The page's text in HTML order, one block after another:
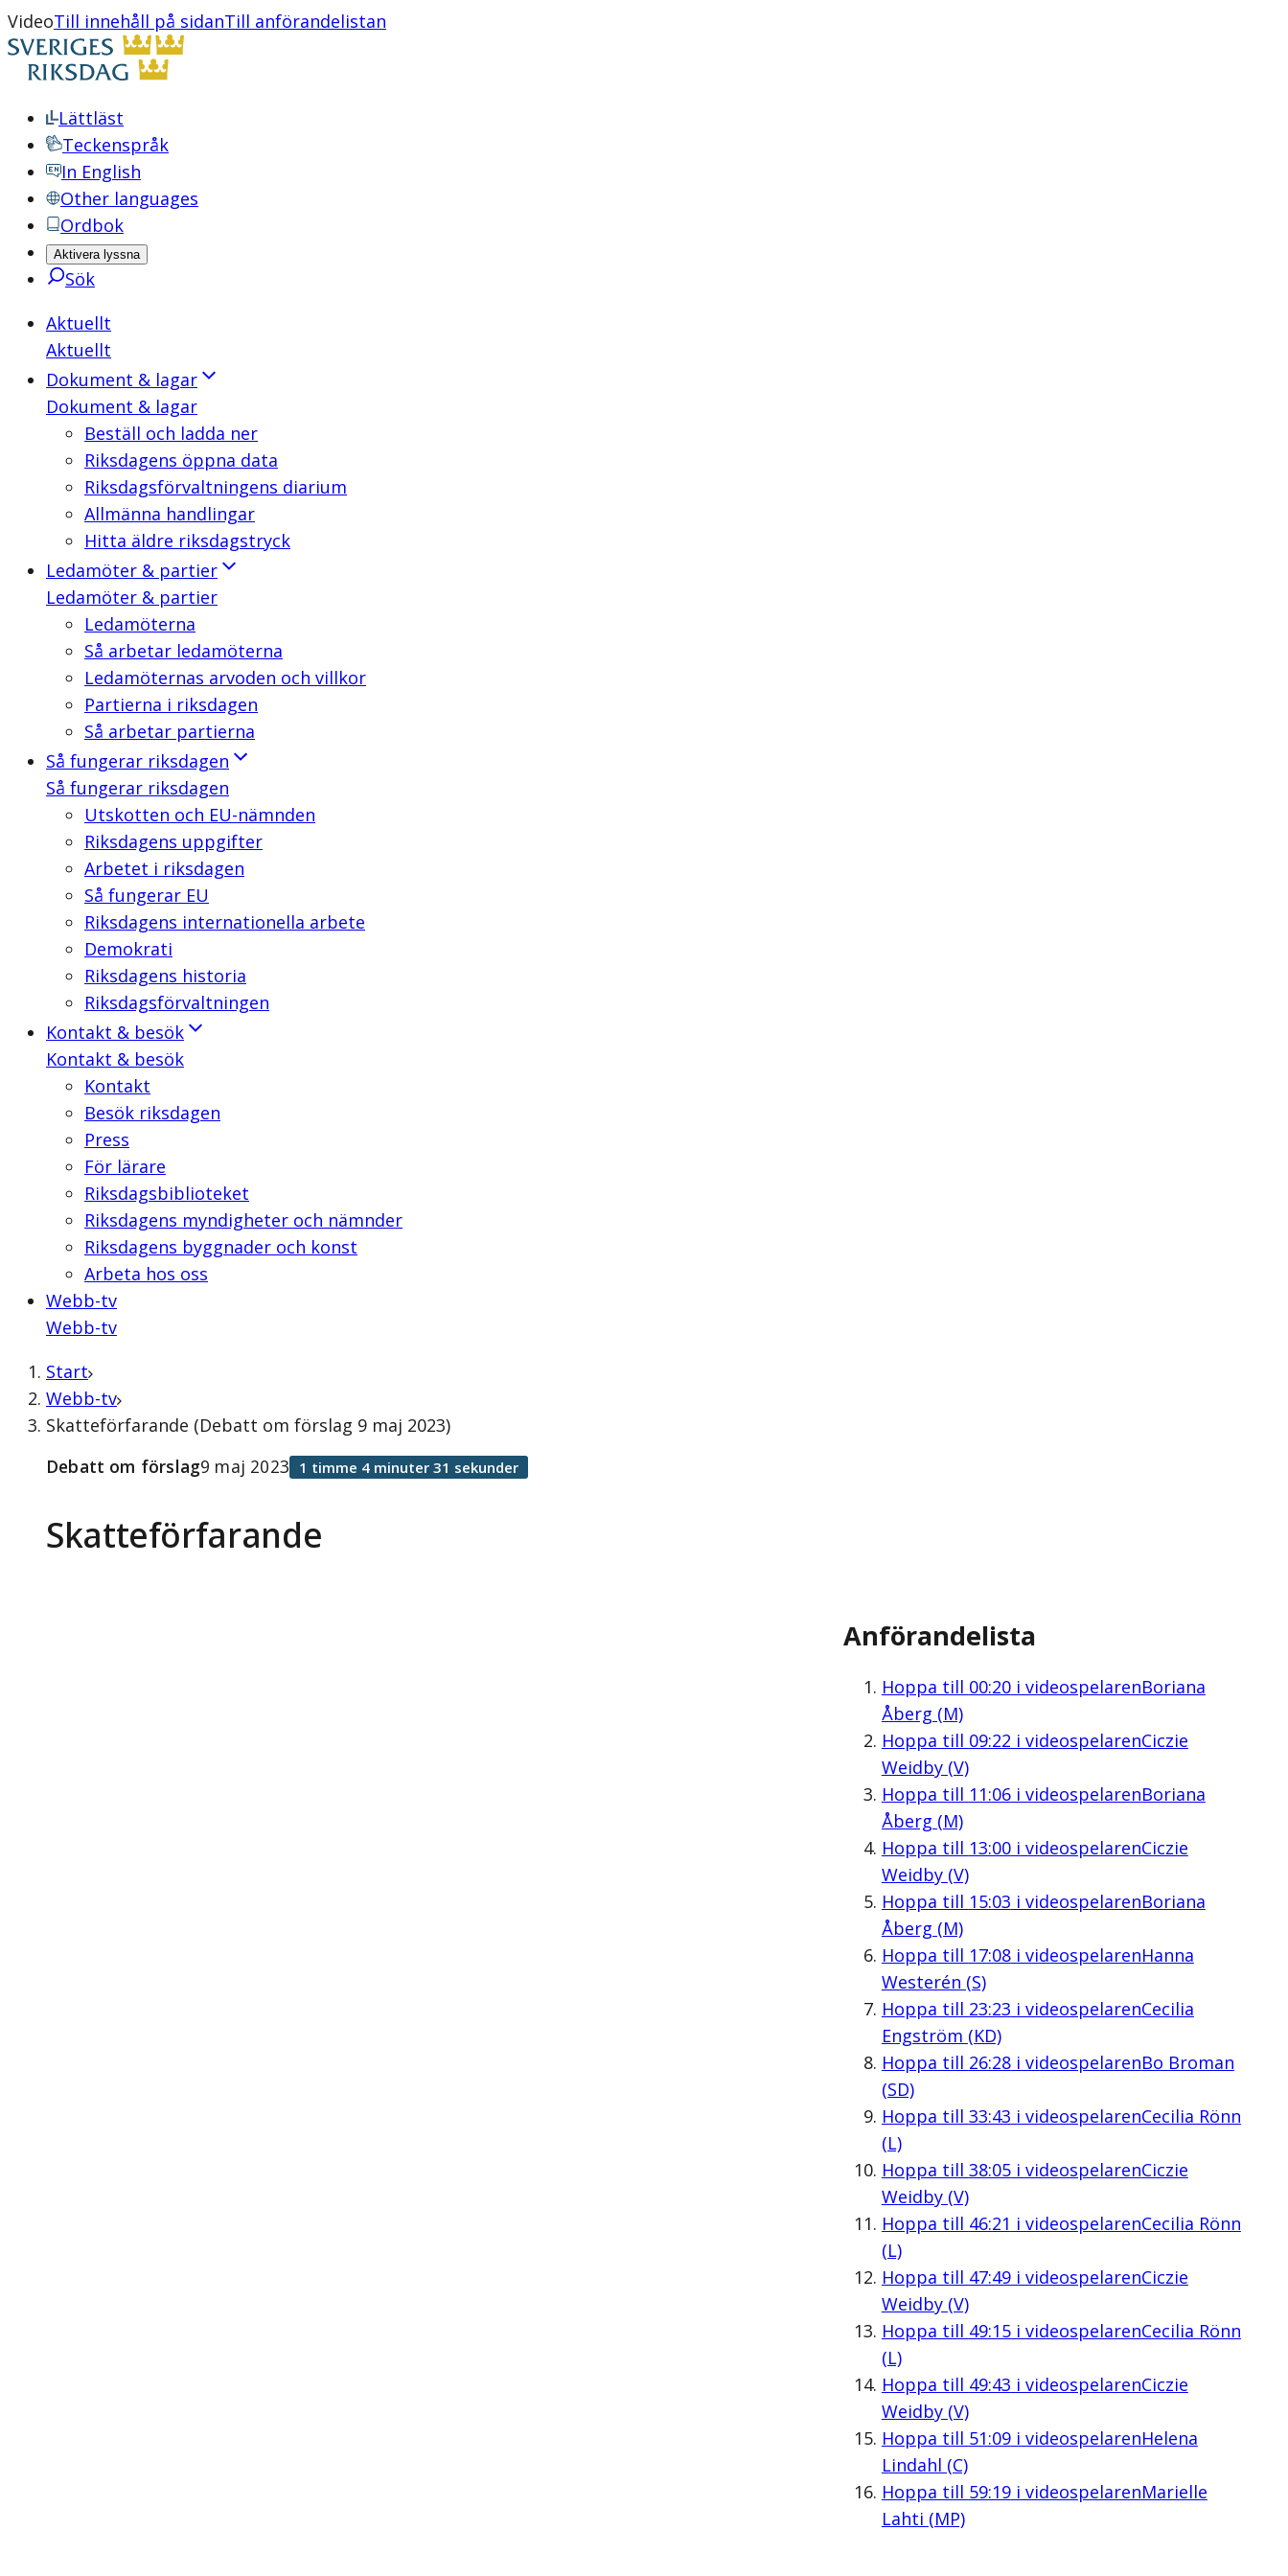
VideoTill innehåll på sidanTill anförandelistan
Lättläst
Teckenspråk
In English
Other languages
Ordbok
Aktivera lyssna
Sök
Aktuellt
Aktuellt
Dokument & lagar
Dokument & lagar
Beställ och ladda ner
Riksdagens öppna data
Riksdagsförvaltningens diarium
Allmänna handlingar
Hitta äldre riksdagstryck
Ledamöter & partier
Ledamöter & partier
Ledamöterna
Så arbetar ledamöterna
Ledamöternas arvoden och villkor
Partierna i riksdagen
Så arbetar partierna
Så fungerar riksdagen
Så fungerar riksdagen
Utskotten och EU-nämnden
Riksdagens uppgifter
Arbetet i riksdagen
Så fungerar EU
Riksdagens internationella arbete
Demokrati
Riksdagens historia
Riksdagsförvaltningen
Kontakt & besök
Kontakt & besök
Kontakt
Besök riksdagen
Press
För lärare
Riksdagsbiblioteket
Riksdagens myndigheter och nämnder
Riksdagens byggnader och konst
Arbeta hos oss
Webb-tv
Webb-tv
Start
Webb-tv
Skatteförfarande (Debatt om förslag 9 maj 2023)
Skatteförfarande
Debatt om förslag9 maj 2023 1 timme 4 minuter 31 sekunder
Anförandelista
Hoppa till 00:20i videospelarenBoriana
Åberg (M)
Hoppa till 09:22 i videospelarenCiczie
Weidby (V)
Hoppa till 11:06i videospelarenBoriana
Åberg (M)
Hoppa till 13:00i videospelarenCiczie
Weidby (V)
Hoppa till 15:03 i videospelarenBoriana
Åberg (M)
Hoppa till 17:08i videospelarenHanna
Westerén (S)
Hoppa till 23:23 i videospelarenCecilia
Engström (KD)
Hoppa till 26:28i videospelarenBo Broman
(SD)
Hoppa till 33:43 i videospelarenCecilia Rönn
(L)
Hoppa till 38:05i videospelarenCiczie
Weidby (V)
Hoppa till 46:21 i videospelarenCecilia Rönn
(L)
Hoppa till 47:49i videospelarenCiczie
Weidby (V)
Hoppa till 49:15i videospelarenCecilia Rönn
(L)
Hoppa till 49:43 i videospelarenCiczie
Weidby (V)
Hoppa till 51:09i videospelarenHelena
Lindahl (C)
Hoppa till 59:19i videospelarenMarielle
Lahti (MP)